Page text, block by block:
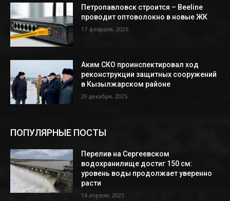
Петропавловск строится – Beeline
проводит оптоволокно в новые ЖК
17 февраля, 2026
Аким СКО проинспектировал ход
реконструкции защитных сооружений
в Кызылжарском районе
29 декабря, 2025
ПОПУЛЯРНЫЕ ПОСТЫ
Перелив на Сергеевском
водохранилище достиг 150 см:
уровень воды продолжает уверенно
расти
14 апреля, 2025